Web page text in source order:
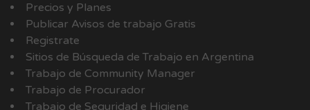
Precios y Planes
Publicar Avisos de trabajo Gratis
Registrate
Sitios de Búsqueda de Trabajo en Argentina
Trabajo de Community Manager
Trabajo de Procurador
Trabajo de Seguridad e Higiene